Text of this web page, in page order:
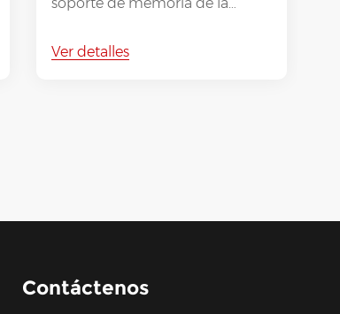
confort estirada
Ver detalles
Contáctenos